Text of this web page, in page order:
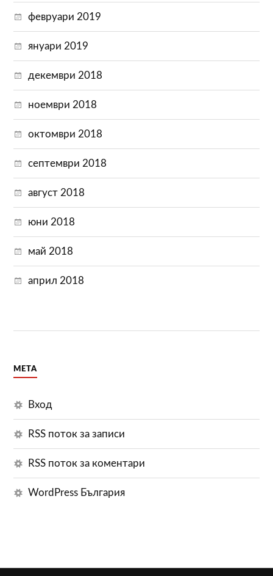
февруари 2019
януари 2019
декември 2018
ноември 2018
октомври 2018
септември 2018
август 2018
юни 2018
май 2018
април 2018
МЕТА
Вход
RSS поток за записи
RSS поток за коментари
WordPress България